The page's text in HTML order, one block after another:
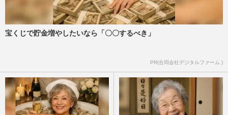
宝くじで貯金増やしたいなら「〇〇するべき」
PR(合同会社デジタルファーム )